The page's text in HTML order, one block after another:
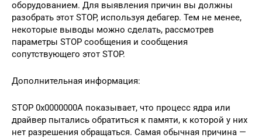
оборудованием. Для выявления причин вы должны
разобрать этот STOP, используя дебагер. Тем не менее,
некоторые выводы можно сделать, рассмотрев
параметры STOP сообщения и сообщения
сопутствующего этот STOP.
Дополнительная информация:
STOP 0x0000000A показывает, что процесс ядра или
драйвер пытались обратиться к памяти, к которой у них
нет разрешения обращаться. Самая обычная причина —